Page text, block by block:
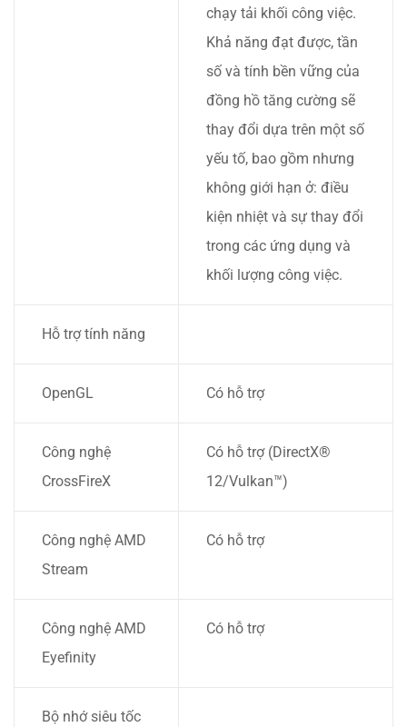
chạy tải khối công việc.
Khả năng đạt được, tần
số và tính bền vững của
đồng hồ tăng cường sẽ
thay đổi dựa trên một số
yếu tố, bao gồm nhưng
không giới hạn ở: điều
kiện nhiệt và sự thay đổi
trong các ứng dụng và
khối lượng công việc.
Hỗ trợ tính năng
OpenGL Có hỗ trợ
Công nghệ
CrossFireX
Có hỗ trợ (DirectX®
12/Vulkan™)
Công nghệ AMD
Stream
Có hỗ trợ
Công nghệ AMD
Eyefinity
Có hỗ trợ
Bộ nhớ siêu tốc